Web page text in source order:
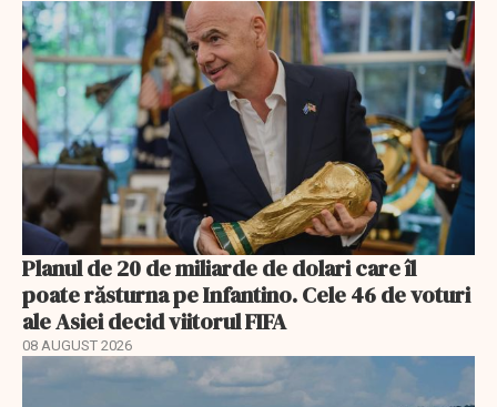
Planul de 20 de miliarde de dolari care îl
poate răsturna pe Infantino. Cele 46 de voturi
ale Asiei decid viitorul FIFA
08 AUGUST 2026